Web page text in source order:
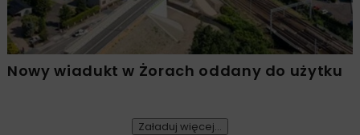
Nowy wiadukt w Żorach oddany do użytku
Załaduj więcej...